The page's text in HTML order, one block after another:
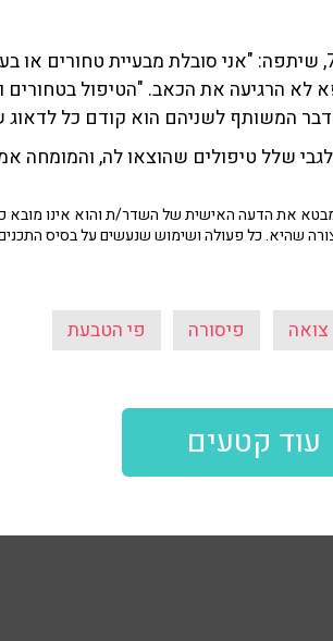
המאזינה, בת 76, שיתפה: "אני סובלת מבעיית
לא הרגיעה את הכאב. "הטיפול בטחורים
המשותף לשניהם הוא קודם כל
שלל טיפולים שהוצאו לה, והמומחה
את הדעה האישית של השדר/ת והוא אינו מובא
שהיא. כל פעולה ושימוש שנעשים על בסיס
צואה פיסורה פי הטבעת
עוד קטעים